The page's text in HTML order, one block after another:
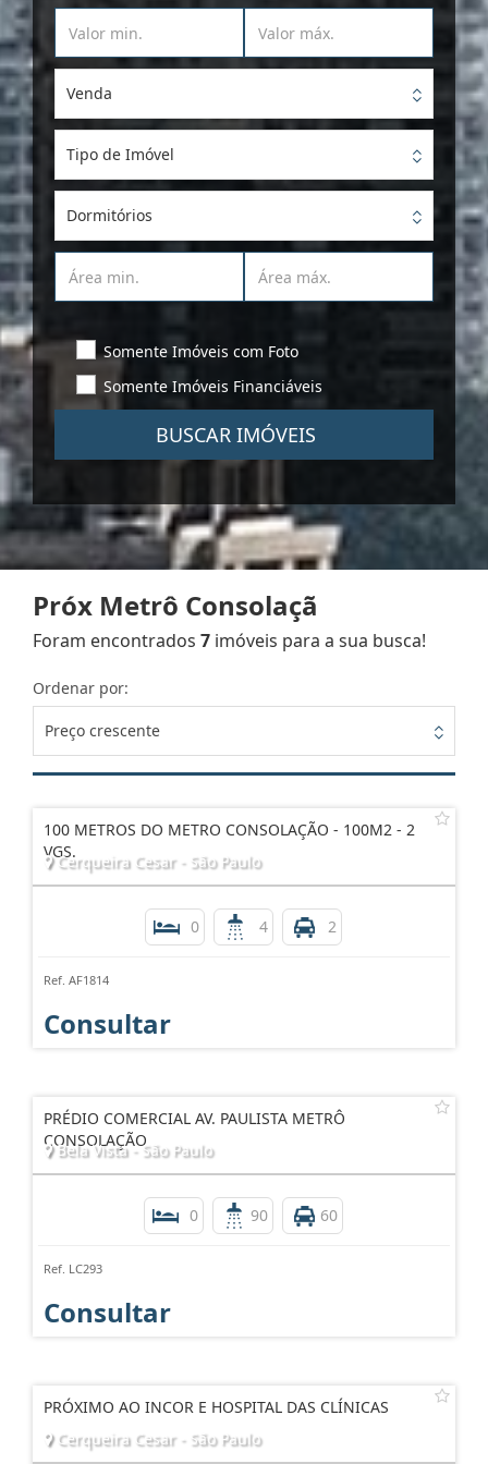
Venda
Tipo de Imóvel
Dormitórios
Somente Imóveis com Foto
Somente Imóveis Financiáveis
BUSCAR IMÓVEIS
Próx Metrô Consolaçã
Foram encontrados 7 imóveis para a sua busca!
Ordenar por:
Preço crescente
100 METROS DO METRO CONSOLAÇÃO - 100M2 - 2
VGS.
Cerqueira Cesar - São Paulo
0 4 2
Ref. AF1814
Consultar
PRÉDIO COMERCIAL AV. PAULISTA METRÔ
CONSOLAÇÃO
Bela Vista - São Paulo
0 90 60
Ref. LC293
Consultar
PRÓXIMO AO INCOR E HOSPITAL DAS CLÍNICAS
Cerqueira Cesar - São Paulo